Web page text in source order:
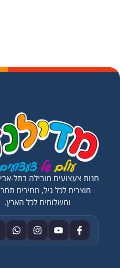
חנות צעצועים מובילה בתל-
מוצרים לכל גיל, מחירים
ומשלוחים לכל הארץ.